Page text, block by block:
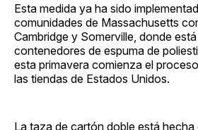
Esta medida ya ha sido
comunidades de Massachusetts
Cambridge y Somerville, donde
contenedores de espuma de
esta primavera comienza el
las tiendas de Estados Unidos.
La taza de cartón doble está